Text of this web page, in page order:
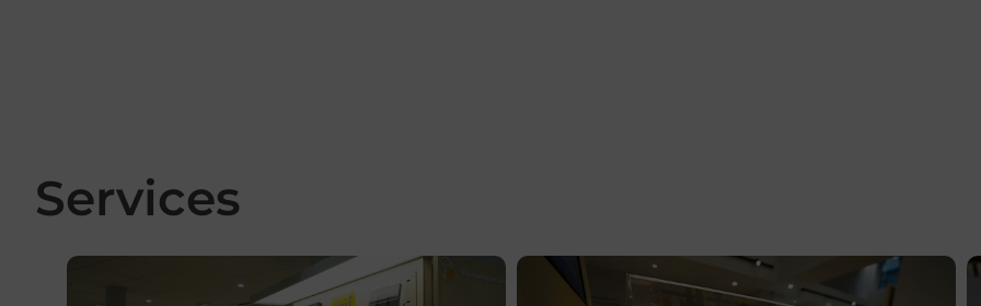
Services
En savoir plus En savoir plus